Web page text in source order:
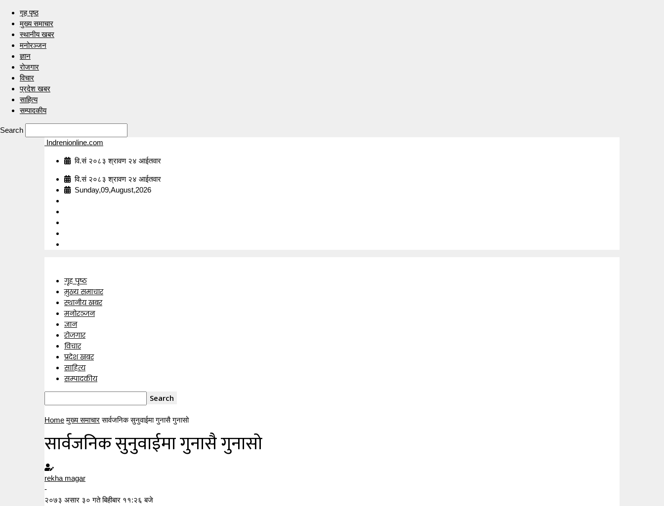
गृह पृष्ठ
मुख्य समाचार
स्थानीय खबर
मनोरञ्जन
ज्ञान
रोजगार
विचार
प्रदेश खबर
साहित्य
सम्पादकीय
Search
Indrenionline.com
वि.सं २०८३ श्रावण २४ आईतवार
वि.सं २०८३ श्रावण २४ आईतवार
Sunday,09,August,2026
गृह पृष्ठ
मुख्य समाचार
स्थानीय खबर
मनोरञ्जन
ज्ञान
रोजगार
विचार
प्रदेश खबर
साहित्य
सम्पादकीय
Home मुख्य समाचार सार्वजनिक सुनुवाईमा गुनासै गुनासो
सार्वजनिक सुनुवाईमा गुनासै गुनासो
rekha magar
-
२०७३ असार ३० गते बिहीबार ११:२६ बजे